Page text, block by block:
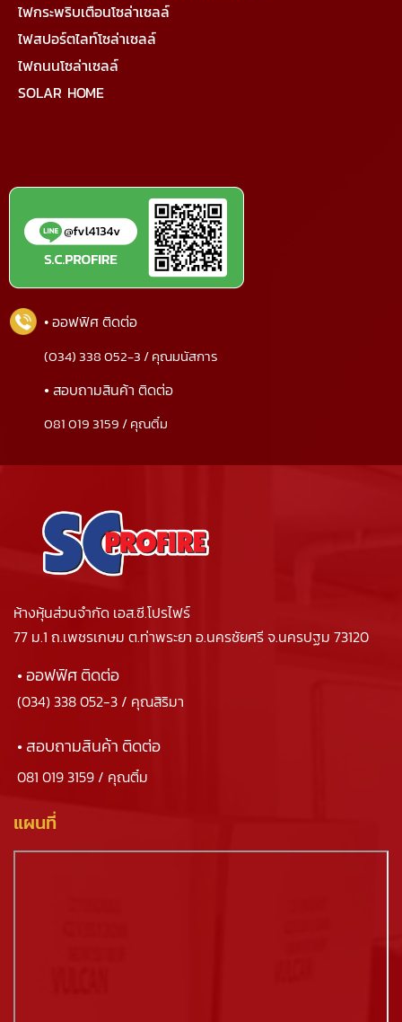
ไฟกระพริบเตือนโซล่าเซลล์
ไฟสปอร์ตไลท์โซล่าเซลล์
ไฟถนนโซล่าเซลล์
SOLAR HOME
• ออฟฟิศ ติดต่อ
(034) 338 052-3 / คุณมนัสการ
•สอบถามสินค้า ติดต่อ
081 019 3159 / คุณติ๋ม
ห้างหุ้นส่วนจำกัด เอส.ซี.โปรไฟร์
77 ม.1 ถ.เพชรเกษม ต.ท่าพระยา อ.นครชัยศรี จ.นครปฐม 73120
• ออฟฟิศ ติดต่อ
(034) 338 052-3 / คุณสิริมา
• สอบถามสินค้า ติดต่อ
081 019 3159 / คุณติ๋ม
แผนที่